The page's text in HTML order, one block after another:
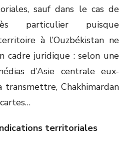
sauf dans le cas de
particulier puisque
à l’Ouzbékistan ne
cadre juridique : selon une
d’Asie centrale eux-
transmettre, Chakhimardan
territoriales